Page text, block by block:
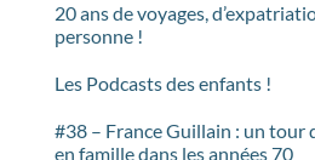
20 ans de voyages,
personne !
Les Podcasts des enfants !
#38 – France Guillain : un tour
en famille dans les années 70